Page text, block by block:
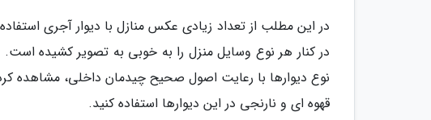
در این مطلب از تعداد زیادی عکس منازل با دیوار آجری
در کنار هر نوع وسایل منزل را به خوبی به تصویر کشیده
نوع دیوارها با رعایت اصول صحیح چیدمان داخلی، مشاهده
قهوه ای و نارنجی در این دیوارها استفاده کنید.